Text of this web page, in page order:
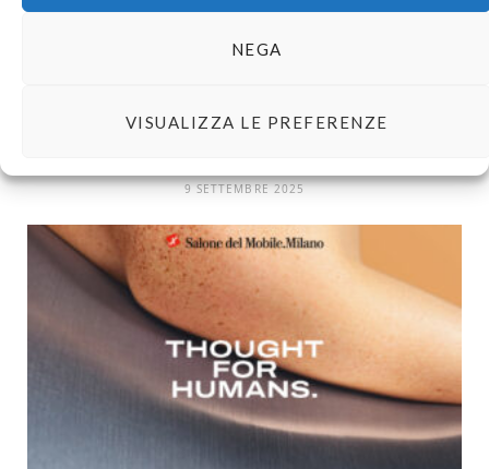
NEGA
VISUALIZZA LE PREFERENZE
9 SETTEMBRE 2025